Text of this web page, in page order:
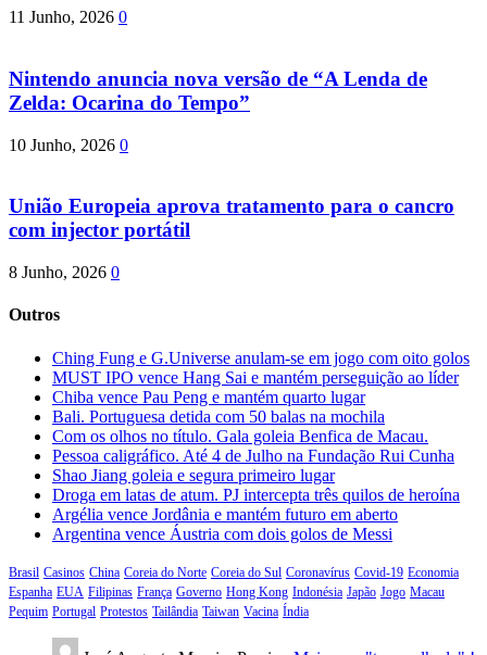
11 Junho, 2026 0
Nintendo anuncia nova versão de “A Lenda de
Zelda: Ocarina do Tempo”
10 Junho, 2026 0
União Europeia aprova tratamento para o cancro
com injector portátil
8 Junho, 2026 0
Outros
Ching Fung e G.Universe anulam-se em jogo com oito golos
MUST IPO vence Hang Sai e mantém perseguição ao líder
Chiba vence Pau Peng e mantém quarto lugar
Bali. Portuguesa detida com 50 balas na mochila
Com os olhos no título. Gala goleia Benfica de Macau.
Pessoa caligráfico. Até 4 de Julho na Fundação Rui Cunha
Shao Jiang goleia e segura primeiro lugar
Droga em latas de atum. PJ intercepta três quilos de heroína
Argélia vence Jordânia e mantém futuro em aberto
Argentina vence Áustria com dois golos de Messi
Brasil Casinos China Coreia do Norte Coreia do Sul Coronavírus Covid-19 Economia
Espanha EUA Filipinas França Governo Hong Kong Indonésia Japão Jogo Macau
Pequim Portugal Protestos Tailândia Taiwan Vacina Índia